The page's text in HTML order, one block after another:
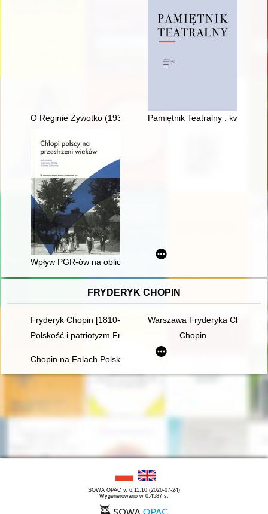
O Reginie Żywotko (1931-2022) wspomnienie : nauczycielka
Pamiętnik Teatralny :
Wpływ PGR-ów na oblicze wsi polskiej : państwowy sektor
FRYDERYK CHOPIN
Fryderyk Chopin [1810-1849]
Warszawa Fryderyka Chopina
Polskość i patriotyzm Fryderyka ChopinaChopin
Chopin na Falach Polskiego Radia
SOWA OPAC v. 6.11.10 (2026-07-24)
Wygenerowano w 0,4587 s.